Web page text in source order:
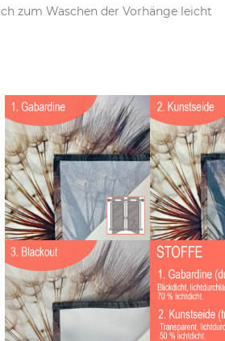
zum Waschen der Vorhänge leicht